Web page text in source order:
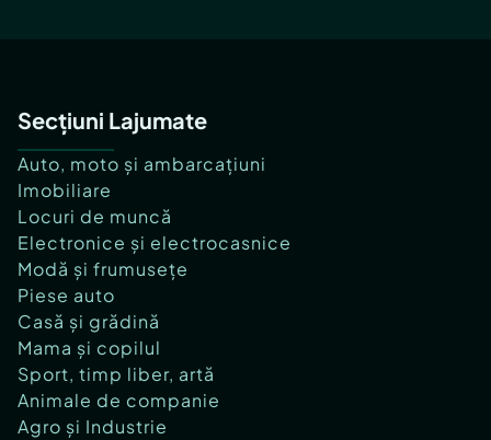
Secțiuni Lajumate
Auto, moto și ambarcațiuni
Imobiliare
Locuri de muncă
Electronice și electrocasnice
Modă și frumusețe
Piese auto
Casă și grădină
Mama și copilul
Sport, timp liber, artă
Animale de companie
Agro și Industrie